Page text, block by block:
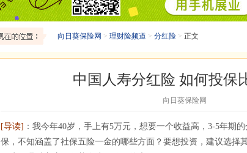
向日葵保险网 > 理财险频道 > 分红险 > 正文
中国人寿分红险 如何投保
向日葵保险网
[导读] ：我今年40岁，手上有5万元，想要一个收益高，3-5年期
保，不知涵盖了社保五险一金的哪些方面？要想投资，建议选择